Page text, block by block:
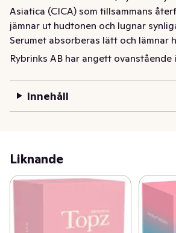
Asiatica (CICA) som tillsammans
jämnar ut hudtonen och lugnar
Serumet absorberas lätt och lämnar
och strålande. Perfekt som ett aktivt
Passar alla hudtyper. Volym: 30 ml
Rybrinks AB har angett
Innehåll
Liknande